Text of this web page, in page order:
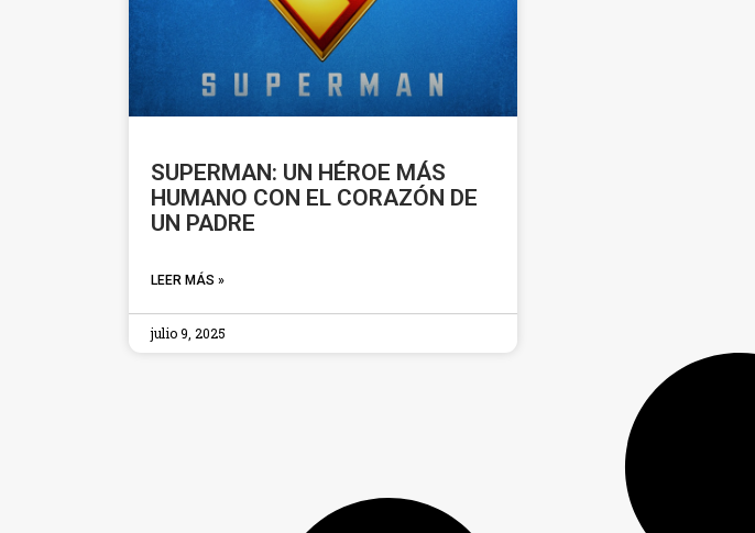
SUPERMAN: UN HÉROE MÁS
HUMANO CON EL CORAZÓN DE
UN PADRE
LEER MÁS »
julio 9, 2025